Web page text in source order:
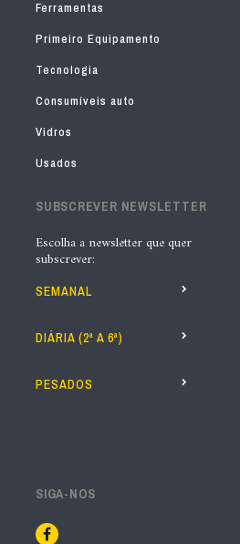
Ferramentas
Primeiro Equipamento
Tecnologia
Consumíveis auto
Vidros
Usados
SUBSCREVER NEWSLETTER
Escolha a newsletter que quer
subscrever:
SEMANAL
DIÁRIA (2ª A 6ª)
PESADOS
SIGA-NOS